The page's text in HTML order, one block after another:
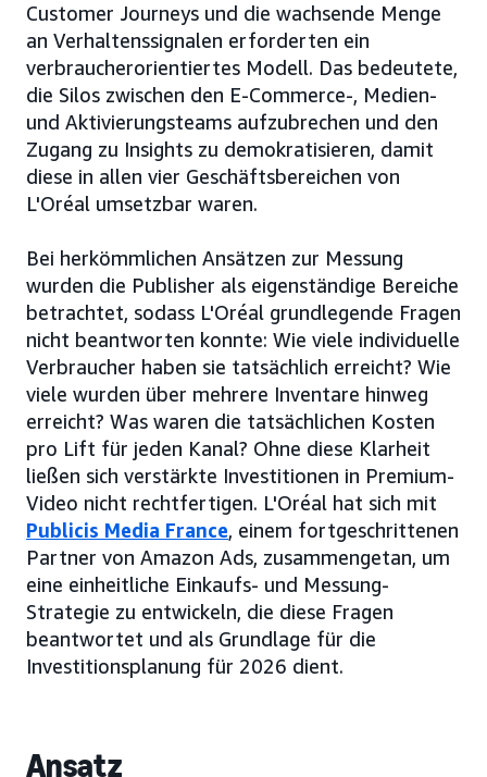
Customer Journeys und die wachsende Menge
an Verhaltenssignalen erforderten ein
verbraucherorientiertes Modell. Das bedeutete,
die Silos zwischen den E-Commerce-, Medien-
und Aktivierungsteams aufzubrechen und den
Zugang zu Insights zu demokratisieren, damit
diese in allen vier Geschäftsbereichen von
L'Oréal umsetzbar waren.
Bei herkömmlichen Ansätzen zur Messung
wurden die Publisher als eigenständige Bereiche
betrachtet, sodass L'Oréal grundlegende Fragen
nicht beantworten konnte: Wie viele individuelle
Verbraucher haben sie tatsächlich erreicht? Wie
viele wurden über mehrere Inventare hinweg
erreicht? Was waren die tatsächlichen Kosten
pro Lift für jeden Kanal? Ohne diese Klarheit
ließen sich verstärkte Investitionen in Premium-
Video nicht rechtfertigen. L'Oréal hat sich mit
Publicis Media France, einem fortgeschrittenen
Partner von Amazon Ads, zusammengetan, um
eine einheitliche Einkaufs- und Messung-
Strategie zu entwickeln, die diese Fragen
beantwortet und als Grundlage für die
Investitionsplanung für 2026 dient.
Ansatz